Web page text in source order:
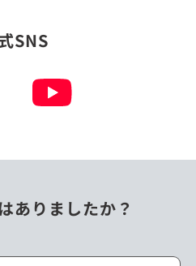
SNS
ありましたか？